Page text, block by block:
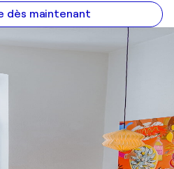
dès maintenant